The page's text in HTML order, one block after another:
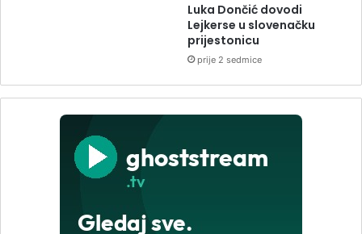
Luka Dončić dovodi
Lejkerse u slovenačku
prijestonicu
prije 2 sedmice